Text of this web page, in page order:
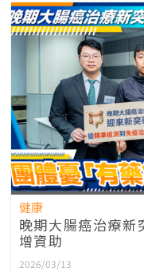
健康
晚期大腸癌治療新
增資助
2026/03/13